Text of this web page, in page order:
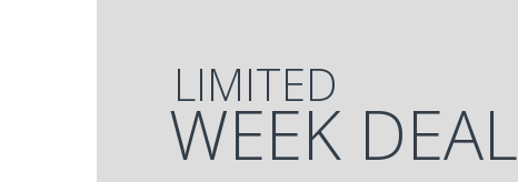
LIMITED
WEEK DEAL